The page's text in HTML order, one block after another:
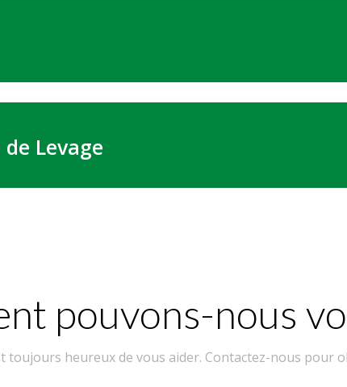
Levage
pouvons-nous
toujours heureux de vous aider. Contactez-nous pour